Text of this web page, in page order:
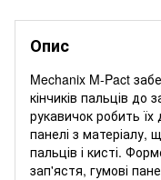
Опис
Mechanix M-Pact
кінчиків пальців до
рукавичок робить
панелі з матеріалу,
пальців і кисті.
зап'ястя, гумові